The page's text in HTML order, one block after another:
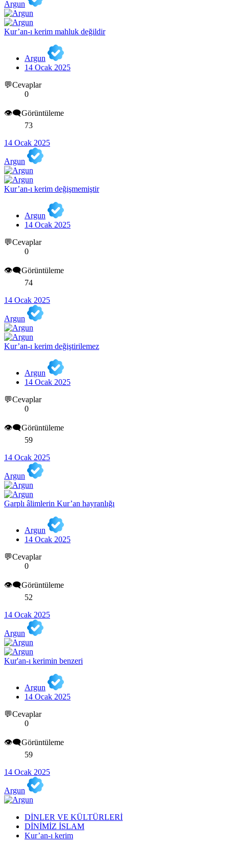
Argun
Kur’an-ı kerim mahluk değildir
Argun
14 Ocak 2025
💬Cevaplar
0
👁️‍🗨️Görüntüleme
73
14 Ocak 2025
Argun
Kur’an-ı kerim değişmemiştir
Argun
14 Ocak 2025
💬Cevaplar
0
👁️‍🗨️Görüntüleme
74
14 Ocak 2025
Argun
Kur’an-ı kerim değiştirilemez
Argun
14 Ocak 2025
💬Cevaplar
0
👁️‍🗨️Görüntüleme
59
14 Ocak 2025
Argun
Garplı âlimlerin Kur’an hayranlığı
Argun
14 Ocak 2025
💬Cevaplar
0
👁️‍🗨️Görüntüleme
52
14 Ocak 2025
Argun
Kur'an-ı kerimin benzeri
Argun
14 Ocak 2025
💬Cevaplar
0
👁️‍🗨️Görüntüleme
59
14 Ocak 2025
Argun
DİNLER VE KÜLTÜRLERİ
DİNİMİZ İSLAM
Kur’an-ı kerim